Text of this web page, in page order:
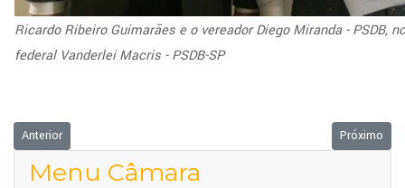
Ricardo Ribeiro Guimarães e o vereador Diego Miranda - PSDB,
federal Vanderlei Macris - PSDB-SP
Artigo anterior: Poesia e memória marcam Sessão Solene em
Anterior Próximo
Próximo
Menu Câmara